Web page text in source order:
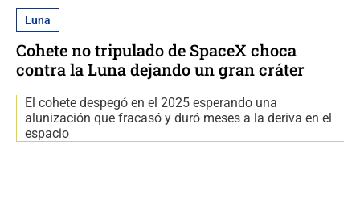
Luna
Cohete no tripulado de SpaceX choca
contra la Luna dejando un gran cráter
El cohete despegó en el 2025 esperando una
alunización que fracasó y duró meses a la deriva en el
espacio